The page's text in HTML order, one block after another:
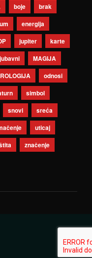
boje
brak
energija
jupiter
karte
MAGIJA
odnosi
simbol
snovi
sreća
uticaj
značenje